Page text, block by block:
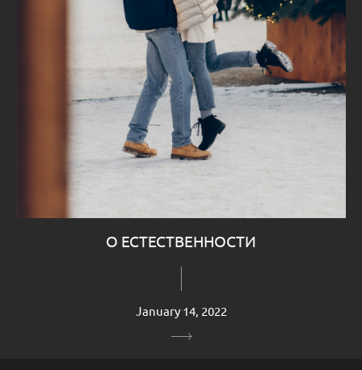
О ЕСТЕСТВЕННОСТИ
January 14, 2022